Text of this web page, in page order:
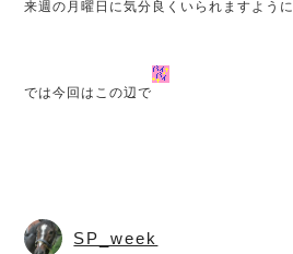
来週の月曜日に気分良くいられますように
では今回はこの辺で
SP_week